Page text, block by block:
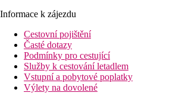
Informace k zájezdu
Cestovní pojištění
Časté dotazy
Podmínky pro cestující
Služby k cestování letadlem
Vstupní a pobytové poplatky
Výlety na dovolené